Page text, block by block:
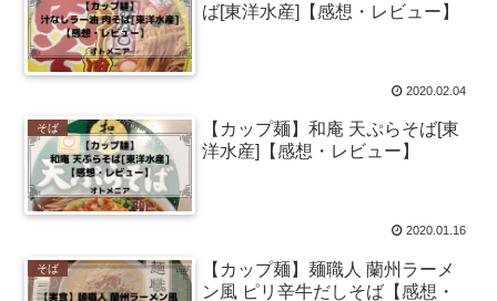
ば[東洋水産]【感想・レビュー】
2020.02.04
そば
【カップ麺】和庵 天ぷらそば[東
洋水産]【感想・レビュー】
2020.01.16
そば
【カップ麺】麺職人 蘭州ラーメ
ン風 ピリ辛牛だしそば【感想・